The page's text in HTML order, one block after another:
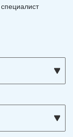
специалист